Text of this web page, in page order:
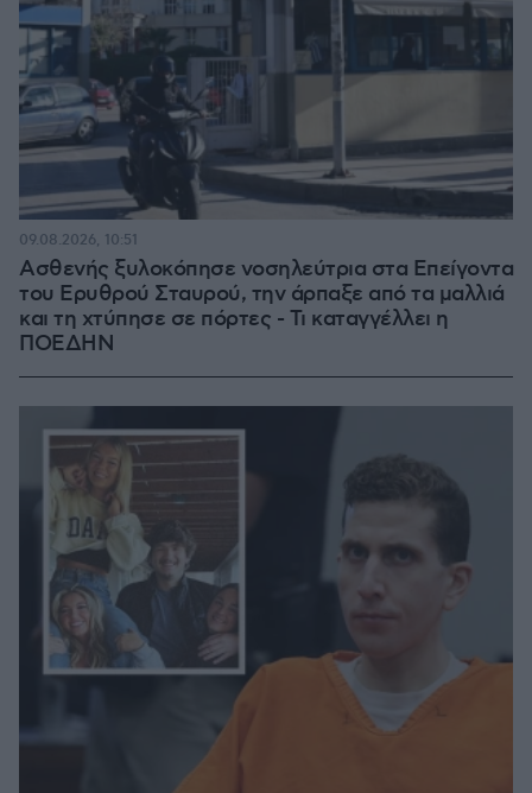
Ασθενής ξυλοκόπησε νοσηλεύτρια στα Επείγοντα
του Ερυθρού Σταυρού, την άρπαξε από τα μαλλιά
και τη χτύπησε σε πόρτες - Τι καταγγέλλει η
ΠΟΕΔΗΝ
09.08.2026, 10:51